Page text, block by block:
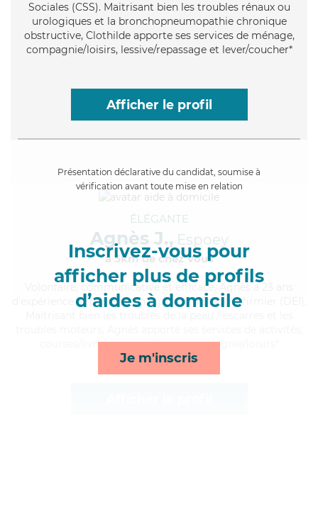
Sociales (CSS). Maitrisant bien les troubles rénaux ou
urologiques et la bronchopneumopathie chronique
obstructive, Clothilde apporte ses services de ménage,
compagnie/loisirs, lessive/repassage et lever/coucher*
Afficher le profil
Présentation déclarative du candidat, soumise à
vérification avant toute mise en relation
Inscrivez-vous pour
afficher plus de profils
d’aides à domicile
Je m'inscris
ÉLÉGANTE
Agnès J., Espoey
à 5km de chez Vous
, communicative et efficace, Agnès a 23 ans
d'expérience et possède un diplôme d'Etat d'infirmier (DEI).
courses/livraison, mobilité et compagnie/loisirs*